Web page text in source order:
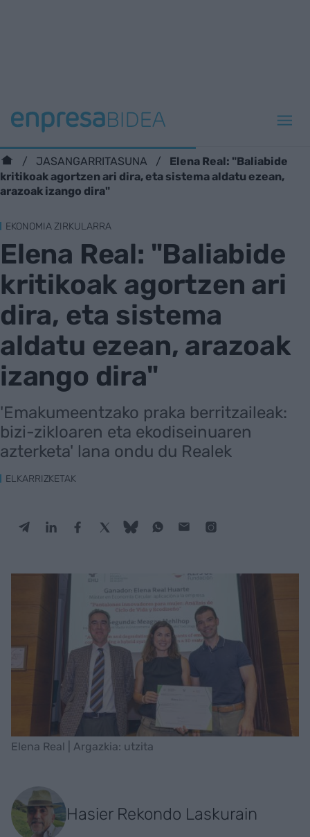
JASANGARRITASUNA
Elena Real: "Baliabide
kritikoak agortzen ari dira, eta sistema aldatu ezean,
arazoak izango dira"
EKONOMIA ZIRKULARRA
Elena Real: "Baliabide
kritikoak agortzen ari
dira, eta sistema
aldatu ezean, arazoak
izango dira"
'Emakumeentzako praka berritzaileak:
bizi-zikloaren eta ekodiseinuaren
azterketa' lana ondu du Realek
ELKARRIZKETAK
Elena Real | Argazkia: utzita
Hasier Rekondo Laskurain